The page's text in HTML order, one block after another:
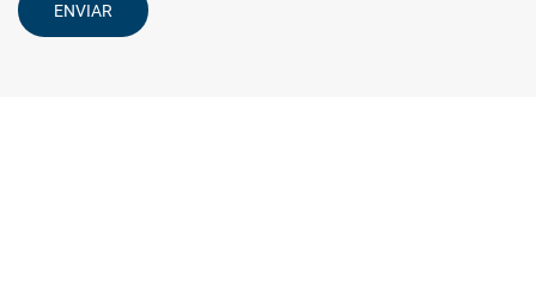
ENVIAR